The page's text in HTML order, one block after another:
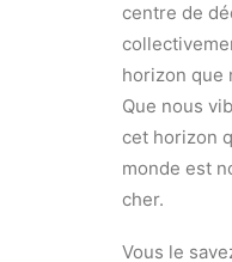
centre de
horizon que
Que nous
cet horizon
monde est
cher.
Vous le